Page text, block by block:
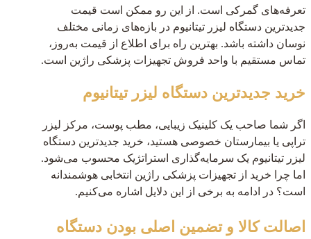
تعرفه‌های گمرکی است. از این رو ممکن است قیمت
جدیدترین دستگاه لیزر تیتانیوم در بازه‌های زمانی مختلف
نوسان داشته باشد. بهترین راه برای اطلاع از قیمت به‌روز،
تماس مستقیم با واحد فروش تجهیزات پزشکی راژین است.
خرید جدیدترین دستگاه لیزر تیتانیوم
اگر شما صاحب یک کلینیک زیبایی، مطب پوست، مرکز لیزر
تراپی یا بیمارستان خصوصی هستید، خرید جدیدترین دستگاه
لیزر تیتانیوم یک سرمایه‌گذاری استراتژیک محسوب می‌شود.
اما چرا خرید از تجهیزات پزشکی راژین انتخابی هوشمندانه
است؟ در ادامه به برخی از این دلایل اشاره می‌کنیم.
اصالت کالا و تضمین اصلی بودن دستگاه